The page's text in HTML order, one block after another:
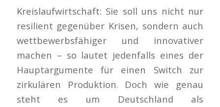
Kreislaufwirtschaft: Sie soll uns nicht nur
resilient gegenüber Krisen, sondern auch
wettbewerbsfähiger und innovativer
machen – so lautet jedenfalls eines der
Hauptargumente für einen Switch zur
zirkulären Produktion. Doch wie genau
steht es um Deutschland als